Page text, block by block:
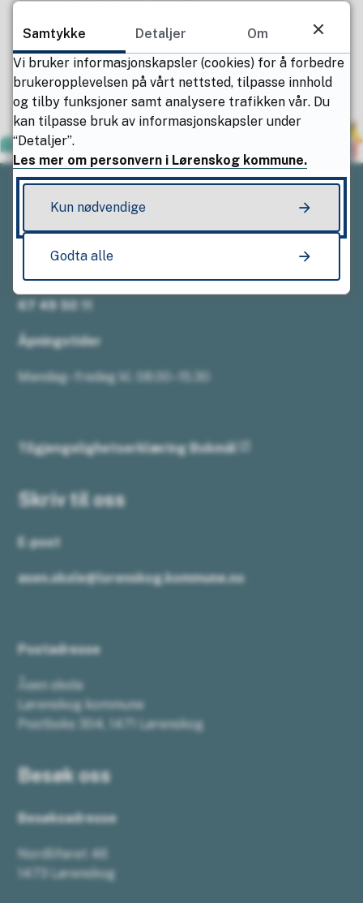
Ja Nei
Ring oss
67 49 50 11
Åpningstider
Mandag–fredag kl. 08.00–15.30
Tilgjengelighetserklæring Bokmål
Skriv til oss
E-post
asen.skole@lorenskog.kommune.no
Postadresse
Åsen skole
Lørenskog kommune
Postboks 304, 1471 Lørenskog
Besøk oss
Besøksadresse
Nordlifaret 46
1473 Lørenskog
Samtykke Detaljer
Om
Vi bruker informasjonskapsler (cookies) for å forbedre
brukeropplevelsen på vårt nettsted, tilpasse innhold
og tilby funksjoner samt analysere trafikken vår. Du
kan tilpasse bruk av informasjonskapsler under
“Detaljer”.
Les mer om personvern i Lørenskog kommune.
Kun nødvendige
Godta alle